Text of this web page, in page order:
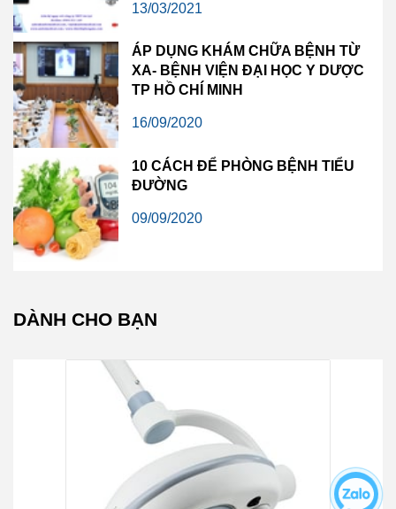
13/03/2021
ÁP DỤNG KHÁM CHỮA BỆNH TỪ
XA- BỆNH VIỆN ĐẠI HỌC Y DƯỢC
TP HỒ CHÍ MINH
16/09/2020
10 CÁCH ĐỂ PHÒNG BỆNH TIỂU
ĐƯỜNG
09/09/2020
DÀNH CHO BẠN